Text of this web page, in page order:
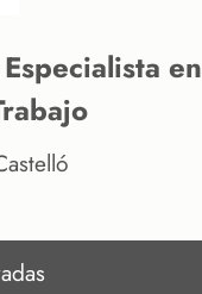
en